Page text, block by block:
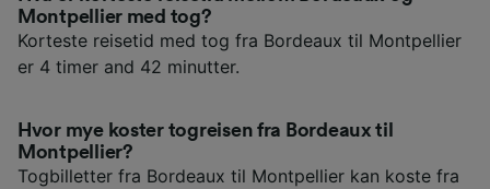
Montpellier med tog?
Korteste reisetid med tog fra Bordeaux til Montpellier
er 4 timer and 42 minutter.
Hvor mye koster togreisen fra Bordeaux til
Montpellier?
Togbilletter fra Bordeaux til Montpellier kan koste fra